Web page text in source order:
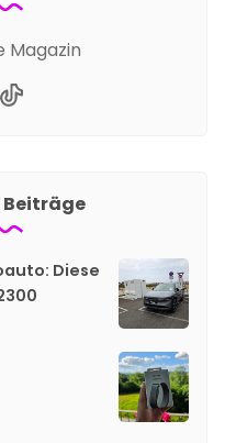
Magazin
Diese